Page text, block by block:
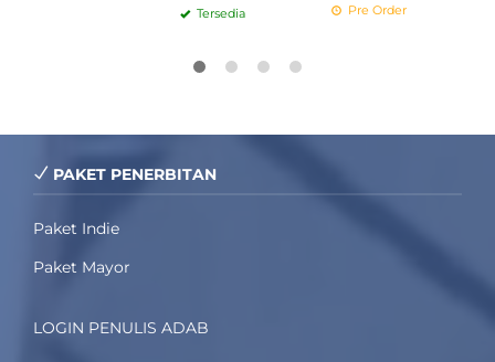
Tersedia Pre Order
PAKET PENERBITAN
Paket Indie
Paket Mayor
LOGIN PENULIS ADAB